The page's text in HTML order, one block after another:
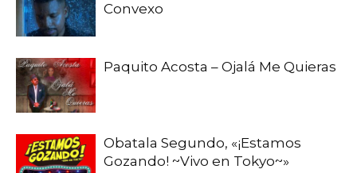
Convexo
Paquito Acosta – Ojalá Me Quieras
Obatala Segundo, «¡Estamos
Gozando! ~Vivo en Tokyo~»